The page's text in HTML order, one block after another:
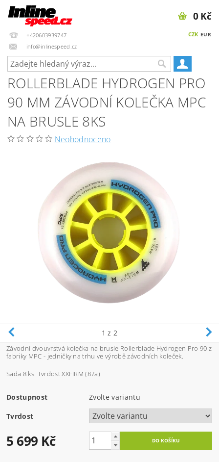
+420603939747
info@inlinespeed.cz
CZK EUR
0 Kč
ROLLERBLADE HYDROGEN PRO
90 MM ZÁVODNÍ KOLEČKA MPC
NA BRUSLE 8KS
Neohodnoceno
1 z 2
Závodní dvouvrstvá kolečka na brusle Rollerblade Hydrogen Pro 90 z
fabriky MPC - jedničky na trhu ve výrobě závodních koleček.
Sada 8 ks. Tvrdost XXFIRM (87a)
Dostupnost Zvolte variantu
Tvrdost
5 699 Kč